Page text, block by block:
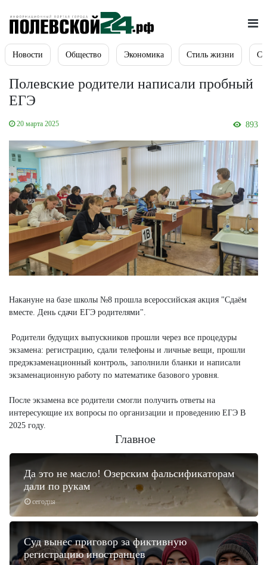
Новости Общество Экономика Стиль жизни
Полевские родители написали пробный
ЕГЭ
20 марта 2025 893
Накануне на базе школы №8 прошла всероссийская акция "Сдаём
вместе. День сдачи ЕГЭ родителями".
Родители будущих выпускников прошли через все процедуры
экзамена: регистрацию, сдали телефоны и личные вещи, прошли
предэкзаменационный контроль, заполнили бланки и написали
экзаменационную работу по математике базового уровня.
После экзамена все родители смогли получить ответы на
интересующие их вопросы по организации и проведению ЕГЭ В
2025 году.
Главное
сегодня
Да это не масло! Озерским фальсификаторам
дали по рукам
Суд вынес приговор за фиктивную
регистрацию иностранцев